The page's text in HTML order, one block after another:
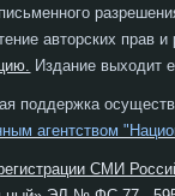
авторских прав
Издание выходит
поддержка
агентством
СМИ